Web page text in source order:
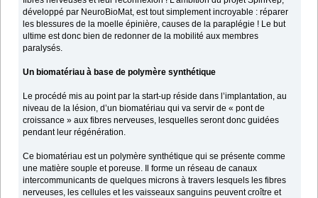
développé par NeuroBioMat, est tout simplement incroyable : réparer
les blessures de la moelle épinière, causes de la paraplégie ! Le but
ultime est donc bien de redonner de la mobilité aux membres
paralysés.
Un biomatériau à base de polymère synthétique
Le procédé mis au point par la start-up réside dans l’implantation, au
niveau de la lésion, d’un biomatériau qui va servir de « pont de
croissance » aux fibres nerveuses, lesquelles seront donc guidées
pendant leur régénération.
Ce biomatériau est un polymère synthétique qui se présente comme
une matière souple et poreuse. Il forme un réseau de canaux
intercommunicants de quelques microns à travers lesquels les fibres
nerveuses, les cellules et les vaisseaux sanguins peuvent croître et